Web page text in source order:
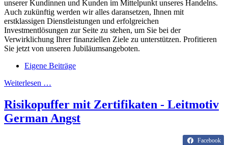
unserer Kundinnen und Kunden im Mittelpunkt unseres Handelns.
Auch zukünftig werden wir alles daransetzen, Ihnen mit
erstklassigen Dienstleistungen und erfolgreichen
Investmentlösungen zur Seite zu stehen, um Sie bei der
Verwirklichung Ihrer finanziellen Ziele zu unterstützen. Profitieren
Sie jetzt von unseren Jubiläumsangeboten.
Eigene Beiträge
Weiterlesen …
Risikopuffer mit Zertifikaten - Leitmotiv
German Angst
Facebook